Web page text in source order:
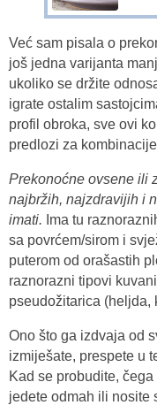
Već sam pisala o
još jedna varijanta
ukoliko se držite
igrate ostalim
profil obroka, sve ovi
predlozi za
Prekonoćne ovsene ili
najbržih, najzdravijih i
imati. Ima tu
sa povrćem/sirom i
puterom od orašastih
raznorazni tipovi
pseudožitarica (heljda,
Ono što ga izdvaja od
izmiješate, prespete u
Kad se probudite,
jedete odmah ili nosite